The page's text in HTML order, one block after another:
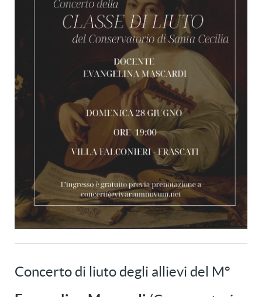
Concerto di liuto degli allievi del M°